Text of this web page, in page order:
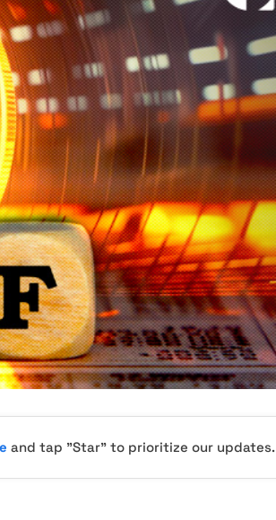
and tap "Star" to prioritize our updates.